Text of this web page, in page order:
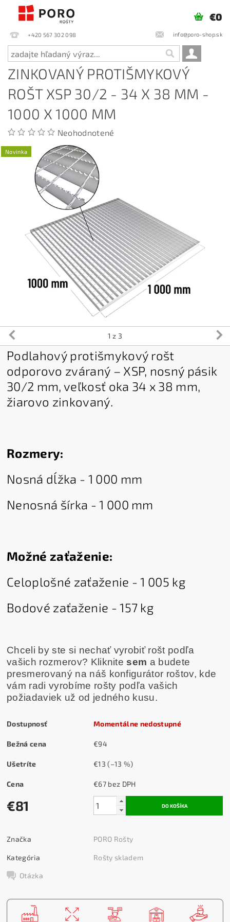
+420 567 302 098 info@poro-shop.sk
€0
ZINKOVANÝ PROTIŠMYKOVÝ
ROŠT XSP 30/2 - 34 X 38 MM -
1000 X 1000 MM
Neohodnotené
Novinka
1 z 3
Podlahový protišmykový rošt
odporovo zváraný – XSP, nosný pásik
30/2 mm, veľkosť oka 34 x 38 mm,
žiarovo zinkovaný.
Rozmery:
Nosná dĺžka - 1 000 mm
Nenosná šírka - 1 000 mm
Možné zaťaženie:
Celoplošné zaťaženie - 1 005 kg
Bodové zaťaženie - 157 kg
Chceli by ste si nechať vyrobiť rošt podľa
vašich rozmerov? Kliknite sem a budete
presmerovaný na náš konfigurátor roštov, kde
vám radi vyrobíme rošty podľa vašich
požiadaviek už od jedného kusu.
Dostupnosť Momentálne nedostupné
Bežná cena €94
Ušetríte €13(–13 %)
Cena €67 bez DPH
€81
Značka PORO Rošty
Kategória Rošty skladem
Otázka